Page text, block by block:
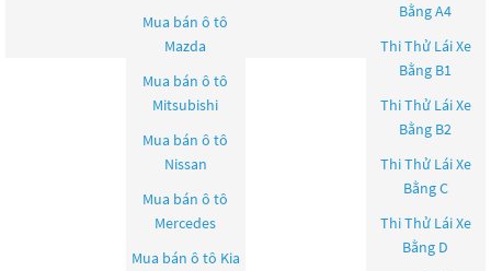
Mua bán ô tô
Mazda
Mua bán ô tô
Mitsubishi
Mua bán ô tô
Nissan
Mua bán ô tô
Mercedes
Mua bán ô tô Kia
Bằng A4
Thi Thử Lái Xe
Bằng B1
Thi Thử Lái Xe
Bằng B2
Thi Thử Lái Xe
Bằng C
Thi Thử Lái Xe
Bằng D